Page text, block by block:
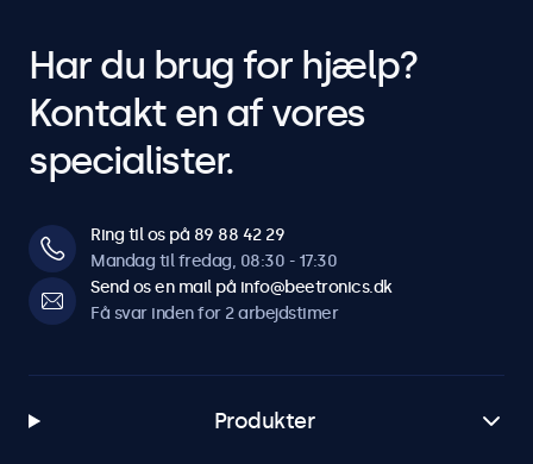
Har du brug for hjælp?
Kontakt en af vores
specialister.
Ring til os på 89 88 42 29
Mandag til fredag, 08:30 - 17:30
Send os en mail på info@beetronics.dk
Få svar inden for 2 arbejdstimer
Produkter